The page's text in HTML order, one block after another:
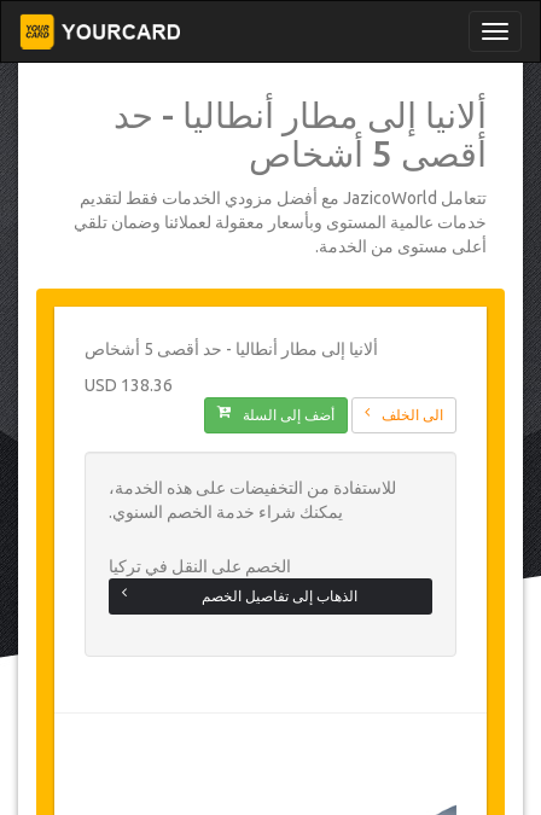
ألانيا إلى مطار أنطاليا - حد
أقصى 5 أشخاص
تتعامل JazicoWorld مع أفضل مزودي الخدمات فقط لتقديم
خدمات عالمية المستوى وبأسعار معقولة لعملائنا وضمان تلقي
أعلى مستوى من الخدمة.
ألانيا إلى مطار أنطاليا - حد أقصى 5 أشخاص
138.36 USD
الى الخلف أضف إلى السلة
للاستفادة من التخفيضات على هذه الخدمة،
يمكنك شراء خدمة الخصم السنوي.
الخصم على النقل في تركيا
الذهاب إلى تفاصيل الخصم